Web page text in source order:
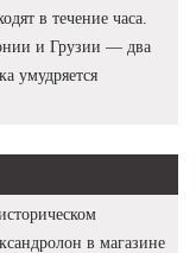
в течение часа.
и Грузии — два
умудряется
в магазине